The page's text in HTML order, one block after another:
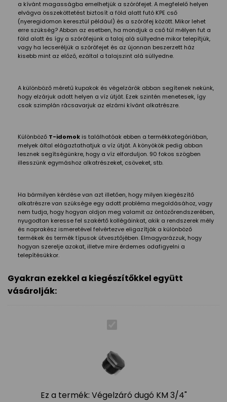
a kívánt magasságba emelhetjük a szórófejet. A megfelelő helyen
elvágva összeköttetést biztosít a föld alatt futó KPE cső
(nyeregidomon keresztül például) és a szórófej között. Mikor lehet
erre szükség? Abban az esetben, ha mondjuk a cső túl mélyen fut a
föld alatt és így a szórófejünk a talaj alá süllyedne mikor telepítjük,
vagy ha lecseréljük a szórófejet és az újonnan beszerzett ház
kisebb mint az előző, ezáltal a talajszint alá süllyedne.
A különböző méretű kupakok és végelzárók abban segítenek nekünk,
hogy elzárjuk adott helyen a víz útját. Ezek szintén menetesek, így
csak szimplán rácsavarjuk az elzárni kívánt alkatrészre.
Különböző T-idomok is találhatóak ebben a termékkategóriában,
melyek által elágaztathatjuk a víz útját. A könyökök pedig abban
lesznek segítségünkre, hogy a víz elforduljon. 90 fokos szögben
illesszünk egymáshoz alkatrészeket, csöveket, stb.
Ha bármilyen kérdése van azt illetően, hogy milyen kiegészítő
alkatrészre van szüksége egy adott probléma megoldásához, vagy
nem tudja, hogy hogyan oldjon meg valamit az öntözőrendszerében,
nyugodtan keresse fel szakértő kollégáinkat, akik a rendszerek mély
és naprakész ismeretével felvértezve eligazítják a különböző
termékek és termék típusok útvesztőjében. Elmagyarázzuk, hogy
hogyan szerelje azokat, illetve mire érdemes odafigyelni a
telepítésükkor.
Gyakran ezekkel a kiegészítőkkel együtt
vásárolják:
Ez a termék: Végelzáró dugó KM 3/4"